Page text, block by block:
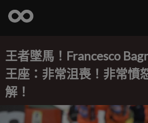
王者墜馬！Francesco
王座：非常沮喪！非常憤
解！